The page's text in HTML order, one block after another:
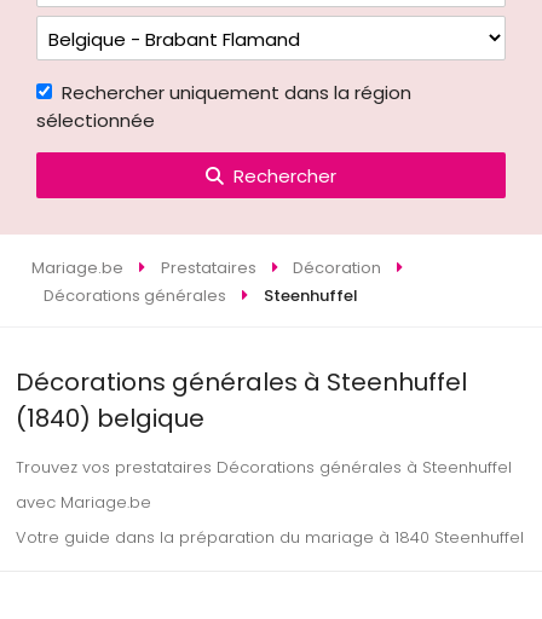
Rechercher uniquement dans la région
sélectionnée
Rechercher
Mariage.be Prestataires
Décoration
Décorations générales
Steenhuffel
Décorations générales à Steenhuffel
(1840) belgique
Trouvez vos prestataires Décorations générales à Steenhuffel
avec Mariage.be
Votre guide dans la préparation du mariage à 1840 Steenhuffel